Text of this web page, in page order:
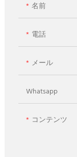
名前
電話
メール
Whatsapp
コンテンツ